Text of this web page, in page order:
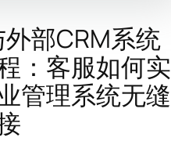
部CRM系统
：客服如何实
管理系统无缝